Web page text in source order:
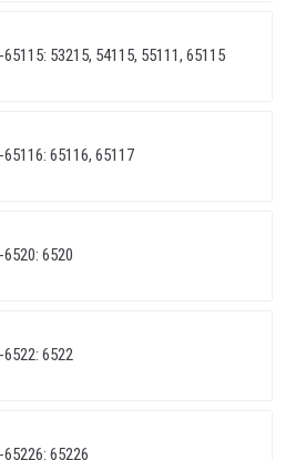
53215, 54115, 55111, 65115
65116, 65117
6520
6522
65226